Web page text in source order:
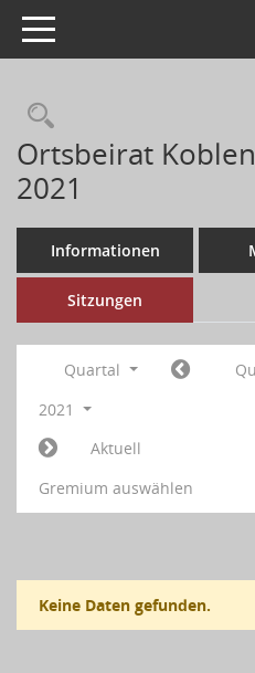
Toggle navigation
Ortsbeirat
2021
Informationen
Sitzungen
Quartal
2021
Aktuell
Gremium auswählen
Keine Daten gefunden.